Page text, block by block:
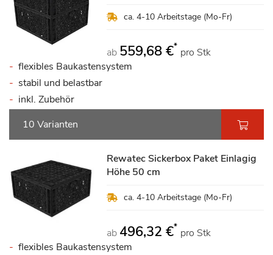
ca. 4-10 Arbeitstage (Mo-Fr)
ab 559,68 €* pro Stk
flexibles Baukastensystem
stabil und belastbar
inkl. Zubehör
10 Varianten
Rewatec Sickerbox Paket Einlagig
Höhe 50 cm
ca. 4-10 Arbeitstage (Mo-Fr)
ab 496,32 €* pro Stk
flexibles Baukastensystem